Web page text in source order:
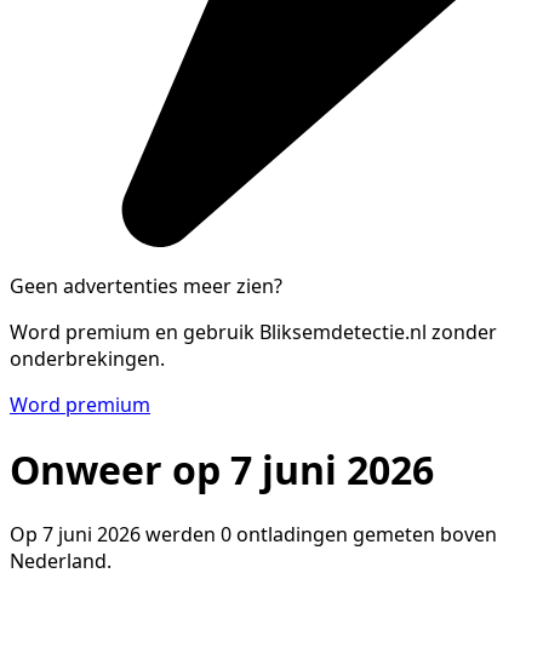
Geen advertenties meer zien?
Word premium en gebruik Bliksemdetectie.nl zonder
onderbrekingen.
Word premium
Onweer op 7 juni 2026
Op 7 juni 2026 werden 0 ontladingen gemeten boven
Nederland.